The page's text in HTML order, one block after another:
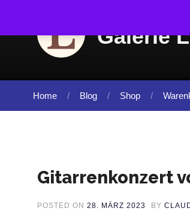
Galerie
Home Blog Shop
Gitarrenkonzert
POSTED ON 28. MÄRZ 2023 BY